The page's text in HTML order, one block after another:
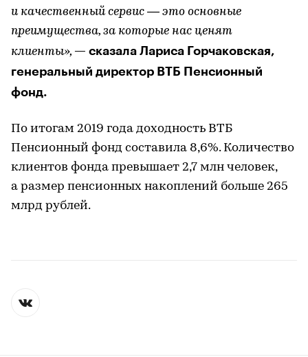
и качественный сервис — это основные
преимущества, за которые нас ценят
клиенты», — сказала Лариса Горчаковская,
генеральный директор ВТБ Пенсионный
фонд.
По итогам 2019 года доходность ВТБ
Пенсионный фонд составила 8,6%. Количество
клиентов фонда превышает 2,7 млн человек,
а размер пенсионных накоплений больше 265
млрд рублей.